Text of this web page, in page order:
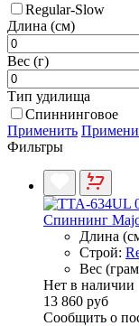
Regular-Slow
Длина (см)
Вес (г)
Тип удилища
Спиннинговое
Применить
Фильтры
Спиннинг
Длина
Строй:
Вес
Нет в наличии
13 860 руб
Сообщить о